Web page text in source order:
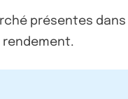
présentes
rendement.